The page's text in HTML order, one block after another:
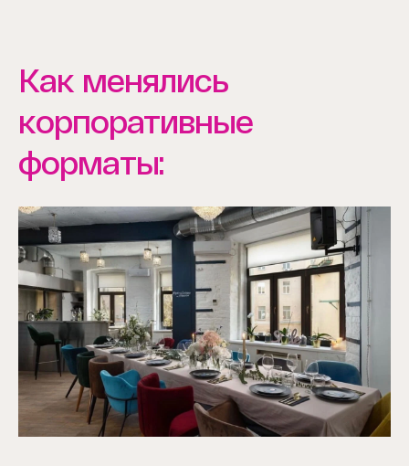
Как менялись
корпоративные
форматы: